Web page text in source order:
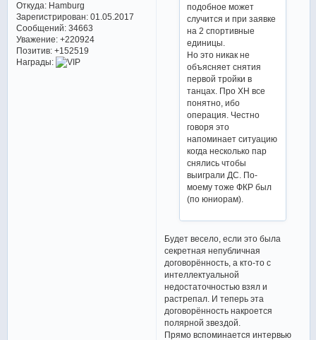
Откуда:Hamburg
Зарегистрирован: 01.05.2017
Сообщений:34663
Уважение: +220924
Позитив: +152519
Награды:
подобное может
случится и при заявке
на 2 спортивные
единицы.
Но это никак не
объясняет снятия
первой тройки в
танцах. Про ХН все
понятно, ибо
операция. Честно
говоря это
напоминает ситуацию
когда несколько пар
снялись чтобы
выиграли ДС. По-
моему тоже ФКР был
(по юниорам).
Будет весело, если это была
секретная непубличная
договорённость, а кто-то с
интеллектуальной
недостаточностью взял и
растрепал. И теперь эта
договорённость накроется
полярной звездой.
Прямо вспоминается интервью